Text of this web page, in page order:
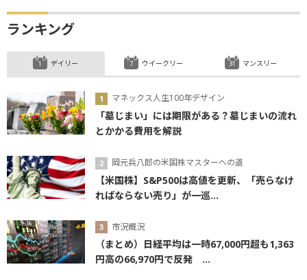
ランキング
デイリー
マネックス人生100年デザイン
「墓じまい」には期限がある？墓じまいの流れ
とかかる費用を解説
岡元兵八郎の米国株マスターへの道
【米国株】S&P500は高値を更新、「売らなけ
ればならない売り」が一巡...
市況概況
（まとめ）日経平均は一時67,000円超も1,363
円高の66,970円で反発 ...
ウイークリー マンスリー